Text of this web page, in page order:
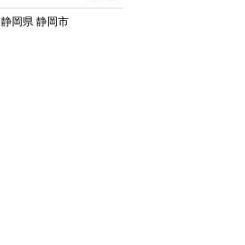
静岡県 静岡市